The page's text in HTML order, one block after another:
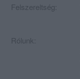
Felszereltség:
Rólunk: